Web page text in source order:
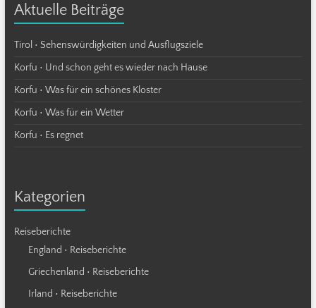
Aktuelle Beiträge
Tirol • Sehenswürdigkeiten und Ausflugsziele
Korfu • Und schon geht es wieder nach Hause
Korfu • Was für ein schönes Kloster
Korfu • Was für ein Wetter
Korfu • Es regnet
Kategorien
Reiseberichte
England • Reiseberichte
Griechenland • Reiseberichte
Irland • Reiseberichte